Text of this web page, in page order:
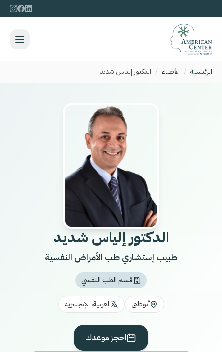
الرئيسية / الأطباء / الدكتور إلياس شديد
الدكتور إلياس شديد
طبيب إستشاري طب الأمراض النفسية
قسم الطب النفسي
أبوظبي العربية، الإنجليزية
احجز موعدك